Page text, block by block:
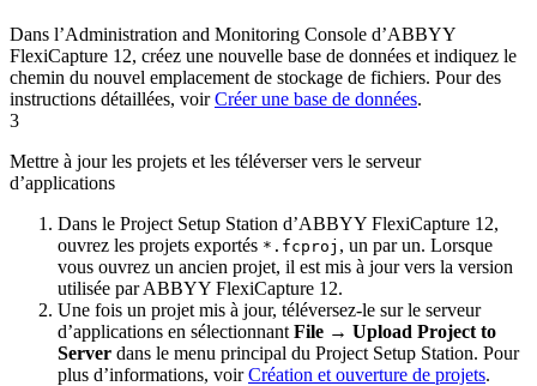
Dans l’Administration and Monitoring Console d’ABBYY
FlexiCapture 12, créez une nouvelle base de données et indiquez le
chemin du nouvel emplacement de stockage de fichiers. Pour des
instructions détaillées, voirCréer une base de données.
3
Mettre à jour les projets et les téléverser vers le serveur
d’applications
Dans le Project Setup Station d’ABBYY FlexiCapture 12,
ouvrez les projets exportés *.fcproj , un par un. Lorsque
vous ouvrez un ancien projet, il est mis à jour vers la version
utilisée par ABBYY FlexiCapture 12.
Une fois un projet mis à jour, téléversez-le sur le serveur
d’applications en sélectionnant File → Upload Project to
Server dans le menu principal du Project Setup Station. Pour
plus d’informations, voirCréation et ouverture de projets.